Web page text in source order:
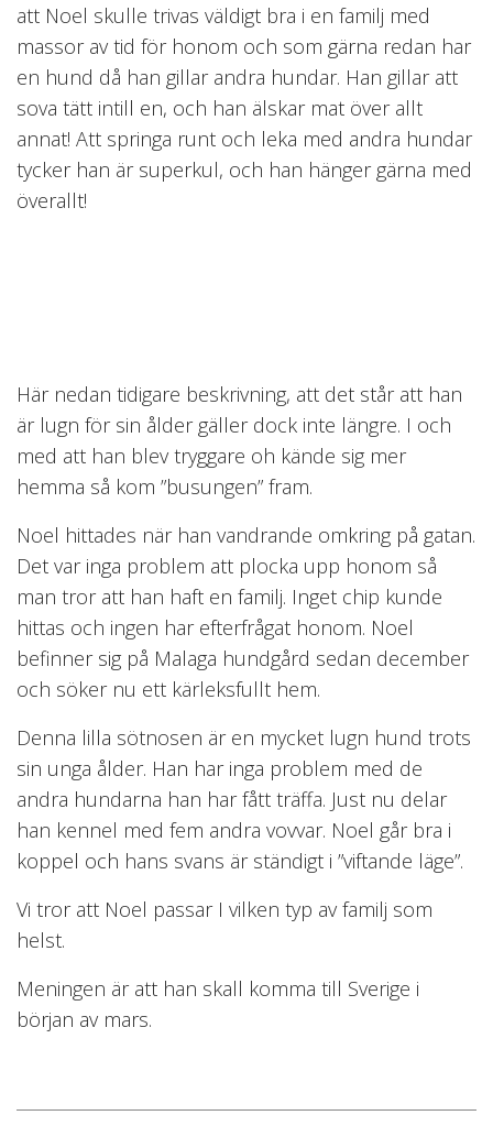
att Noel skulle trivas väldigt bra i en familj med
massor av tid för honom och som gärna redan har
en hund då han gillar andra hundar. Han gillar att
sova tätt intill en, och han älskar mat över allt
annat! Att springa runt och leka med andra hundar
tycker han är superkul, och han hänger gärna med
överallt!
Här nedan tidigare beskrivning, att det står att han
är lugn för sin ålder gäller dock inte längre. I och
med att han blev tryggare oh kände sig mer
hemma så kom ”busungen” fram.
Noel hittades när han vandrande omkring på gatan.
Det var inga problem att plocka upp honom så
man tror att han haft en familj. Inget chip kunde
hittas och ingen har efterfrågat honom. Noel
befinner sig på Malaga hundgård sedan december
och söker nu ett kärleksfullt hem.
Denna lilla sötnosen är en mycket lugn hund trots
sin unga ålder. Han har inga problem med de
andra hundarna han har fått träffa. Just nu delar
han kennel med fem andra vovvar. Noel går bra i
koppel och hans svans är ständigt i ”viftande läge”.
Vi tror att Noel passar I vilken typ av familj som
helst.
Meningen är att han skall komma till Sverige i
början av mars.